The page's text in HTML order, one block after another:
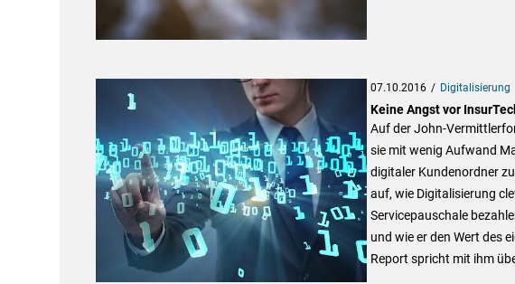
07.10.2016 Digitalisierung
Keine Angst vor
Auf der John-
sie mit wenig Aufwand
digitaler Kundenordner
auf, wie Digitalisierung
Servicepauschale
und wie er den Wert des
Report spricht mit ihm